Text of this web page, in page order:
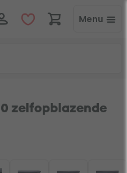
Menu
zelfopblazende